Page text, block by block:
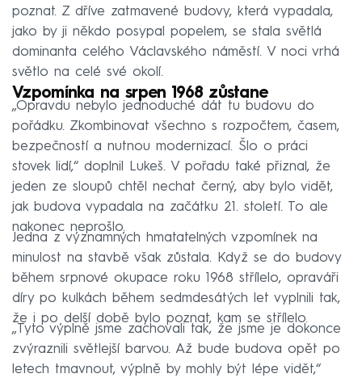
poznat. Z dříve zatmavené budovy, která vypadala,
jako by ji někdo posypal popelem, se stala světlá
dominanta celého Václavského náměstí. V noci vrhá
světlo na celé své okolí.
Vzpomínka na srpen 1968 zůstane
„Opravdu nebylo jednoduché dát tu budovu do
pořádku. Zkombinovat všechno s rozpočtem, časem,
bezpečností a nutnou modernizací. Šlo o práci
stovek lidí,“ doplnil Lukeš. V pořadu také přiznal, že
jeden ze sloupů chtěl nechat černý, aby bylo vidět,
jak budova vypadala na začátku 21. století. To ale
nakonec neprošlo.
Jedna z významných hmatatelných vzpomínek na
minulost na stavbě však zůstala. Když se do budovy
během srpnové okupace roku 1968 střílelo, opraváři
díry po kulkách během sedmdesátých let vyplnili tak,
že i po delší době bylo poznat, kam se střílelo.
„Tyto výplně jsme zachovali tak, že jsme je dokonce
zvýraznili světlejší barvou. Až bude budova opět po
letech tmavnout, výplně by mohly být lépe vidět,“